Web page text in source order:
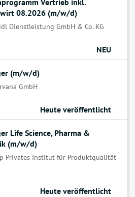
Vertrieb inkl.
08.2026 (m/w/d)
Dienstleistung GmbH & Co. KG
NEU
(m/w/d)
GmbH
Heute veröffentlicht
Life Science, Pharma &
(m/w/d)
Privates Institut für Produktqualität
Heute veröffentlicht